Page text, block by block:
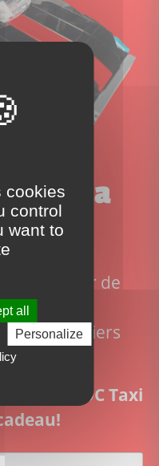
à la
rien rater de
site:
derniers
Lego
du MOC Taxi
cookies
control
want to
all
Personalize